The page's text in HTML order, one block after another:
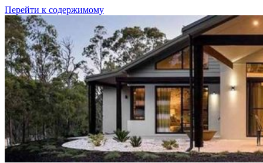
Перейти к содержимому